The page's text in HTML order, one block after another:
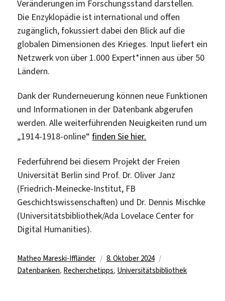
Veränderungen im Forschungsstand darstellen.
Die Enzyklopädie ist international und offen
zugänglich, fokussiert dabei den Blick auf die
globalen Dimensionen des Krieges. Input liefert ein
Netzwerk von über 1.000 Expert*innen aus über 50
Ländern.
Dank der Runderneuerung können neue Funktionen
und Informationen in der Datenbank abgerufen
werden. Alle weiterführenden Neuigkeiten rund um
„1914-1918-online“finden Sie hier.
Federführend bei diesem Projekt der Freien
Universität Berlin sind Prof. Dr. Oliver Janz
(Friedrich-Meinecke-Institut, FB
Geschichtswissenschaften) und Dr. Dennis Mischke
(Universitätsbibliothek/Ada Lovelace Center for
Digital Humanities).
Autor
Matheo Mareski-Iffländer
Veröffentlicht
am
8. Oktober 2024
Datenbanken, Recherchetipps, Universitätsbibliothek